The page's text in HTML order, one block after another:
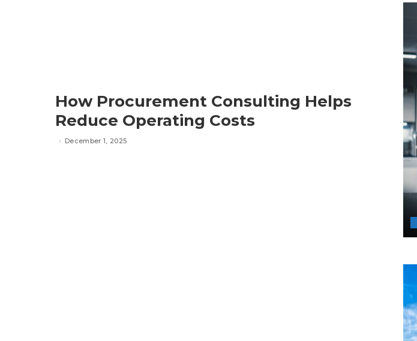
How Procurement Consulting Helps
Reduce Operating Costs
December 1, 2025